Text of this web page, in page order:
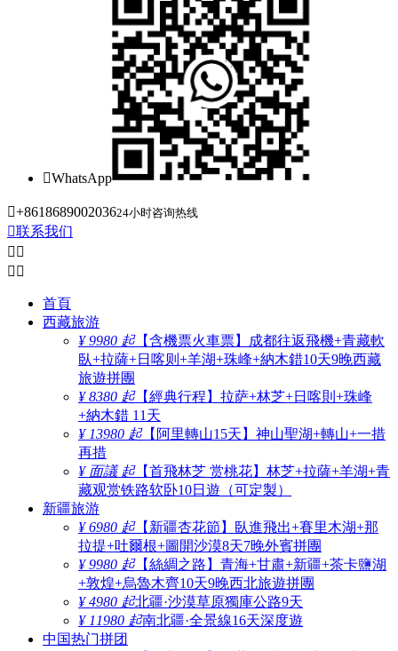
WhatsApp
+861868900203624小时咨询热线
联系我们
 
 
首頁
西藏旅游
¥ 9980 起【含機票火車票】成都往返飛機+青藏軟
臥+拉薩+日喀则+羊湖+珠峰+納木錯10天9晚西藏
旅遊拼團
¥ 8380 起【經典行程】拉萨+林芝+日喀則+珠峰
+納木錯 11天
¥ 13980 起【阿里轉山15天】神山聖湖+轉山+一措
再措
¥ 面議 起【首飛林芝 赏桃花】林芝+拉薩+羊湖+青
藏观赏铁路软卧10日遊（可定製）
新疆旅游
¥ 6980 起【新疆杏花節】臥進飛出+賽里木湖+那
拉提+吐爾根+圖開沙漠8天7晚外賓拼團
¥ 9980 起【絲綢之路】青海+甘肅+新疆+茶卡鹽湖
+敦煌+烏魯木齊10天9晚西北旅遊拼團
¥ 4980 起北疆·沙漠草原獨庫公路9天
¥ 11980 起南北疆·全景線16天深度遊
中国热门拼团